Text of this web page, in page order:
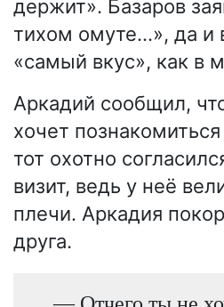
держит». Базаров
тихом омуте…», да и
«самый вкус», как в
Аркадий сообщил,
хочет
тот охотно
визит, ведь у неё
плечи. Аркадия
друга.